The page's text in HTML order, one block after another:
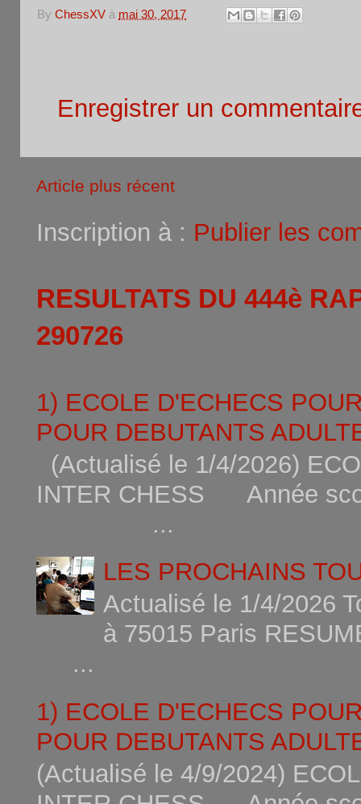
By ChessXV à mai 30, 2017
Enregistrer un
Article plus récent
Inscription à : Publier les
RESULTATS DU 444è
290726
1) ECOLE D'ECHECS
POUR DEBUTANTS
(Actualisé le 1/4/2026)
INTER CHESS Année
...
LES PROCHAINS
Actualisé le 1/4/2026
à 75015
...
1) ECOLE D'ECHECS
POUR DEBUTANTS
(Actualisé le 4/9/2024)